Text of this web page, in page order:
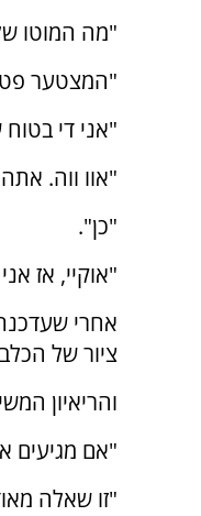
"מה המוטו
"המצטער
"אני די
"אוו ווה.
"כן".
"אוקיי, אז
אחרי
ציור של
והריאיון
"אם מגיעים
"זו שאלה